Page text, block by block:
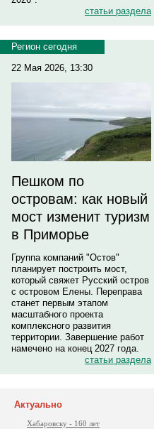
статьи раздела
Регион сегодня
22 Мая 2026, 13:30
Пешком по
островам: как новый
мост изменит туризм
в Приморье
Группа компаний "Остов"
планирует построить мост,
который свяжет Русский остров
с островом Елены. Переправа
станет первым этапом
масштабного проекта
комплексного развития
территории. Завершение работ
намечено на конец 2027 года.
статьи раздела
Актуально
Хабаровску - 160 лет